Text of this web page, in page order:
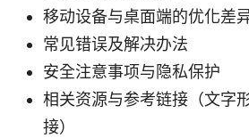
移动设备与桌面端的优化差
常见错误及解决办法
安全注意事项与隐私保护
相关资源与参考链接（文字
接）